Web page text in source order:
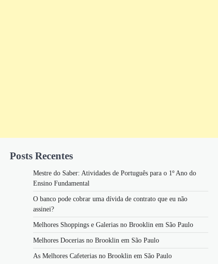
Posts Recentes
Mestre do Saber: Atividades de Português para o 1º Ano do
Ensino Fundamental
O banco pode cobrar uma dívida de contrato que eu não
assinei?
Melhores Shoppings e Galerias no Brooklin em São Paulo
Melhores Docerias no Brooklin em São Paulo
As Melhores Cafeterias no Brooklin em São Paulo